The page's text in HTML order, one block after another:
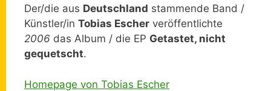
Der/die aus Deutschland stammende Band /
Künstler/in Tobias Escher veröffentlichte
2006 das Album / die EP Getastet, nicht
gequetscht.
Homepage von Tobias Escher